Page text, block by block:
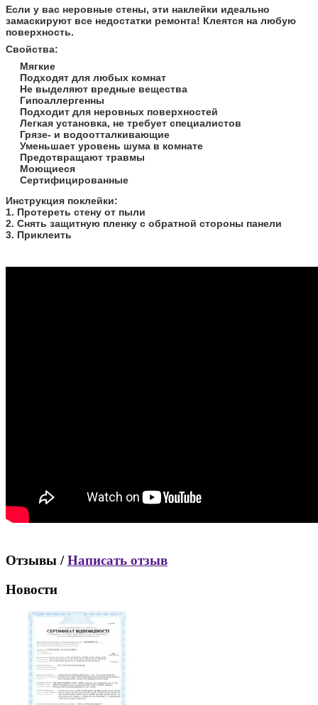
Если у вас неровные стены, эти наклейки идеально
замаскируют все недостатки ремонта! Клеятся на любую
поверхность.
Свойства:
Мягкие
Подходят для любых комнат
Не выделяют вредные вещества
Гипоаллергенны
Подходит для неровных поверхностей
Легкая установка, не требует специалистов
Грязе- и водоотталкивающие
Уменьшает уровень шума в комнате
Предотвращают травмы
Моющиеся
Сертифицированные
​Инструкция поклейки:
1. Протереть стену от пыли
2. Снять защитную пленку с обратной стороны панели
3. Приклеить
Отзывы /Написать отзыв
Новости